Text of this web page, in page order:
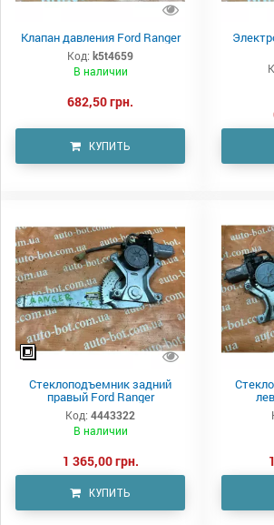
Клапан давления Ford Ranger
Код: k5t4659
В наличии
682,50 грн.
КУПИТЬ
Стеклоподъемник задний
правый Ford Ranger
Код: 4443322
В наличии
1 365,00 грн.
КУПИТЬ